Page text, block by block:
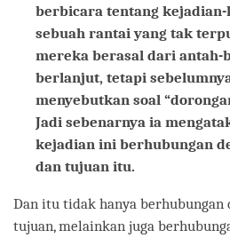
berbicara tentang
sebuah rantai yang tak
mereka berasal dari antah-
berlanjut, tetapi
menyebutkan soal
Jadi sebenarnya ia
kejadian ini berhubungan
dan tujuan itu.
Dan itu tidak hanya berhubungan
tujuan, melainkan juga